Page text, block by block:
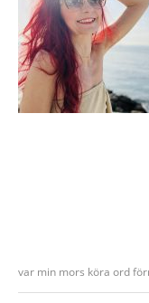
var min mors köra ord